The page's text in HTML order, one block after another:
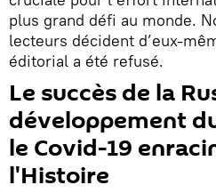
plus grand défi au monde.
lecteurs décident d’eux-
éditorial a été refusé.
Le succès de la
développement
le Covid-19
l'Histoire